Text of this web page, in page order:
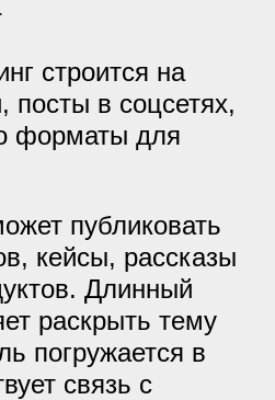
строится на
посты в соцсетях,
форматы для
публиковать
кейсы, рассказы
Длинный
раскрыть тему
погружается в
связь с